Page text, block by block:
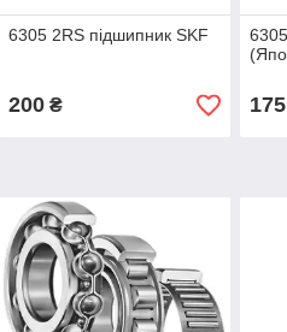
6305 2RS підшипник SKF
200₴ 175